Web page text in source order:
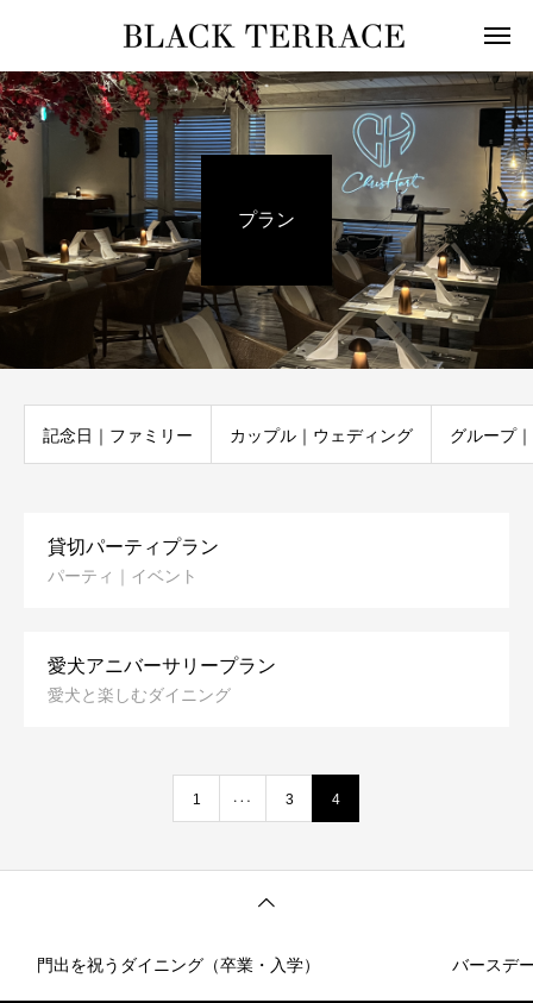
プラン
記念日｜ファミリー カップル｜ウェディング グループ
貸切パーティプラン
パーティ｜イベント
愛犬アニバーサリープラン
愛犬と楽しむダイニング
1 3 4
門出を祝うダイニング（卒業・入学） バースデ